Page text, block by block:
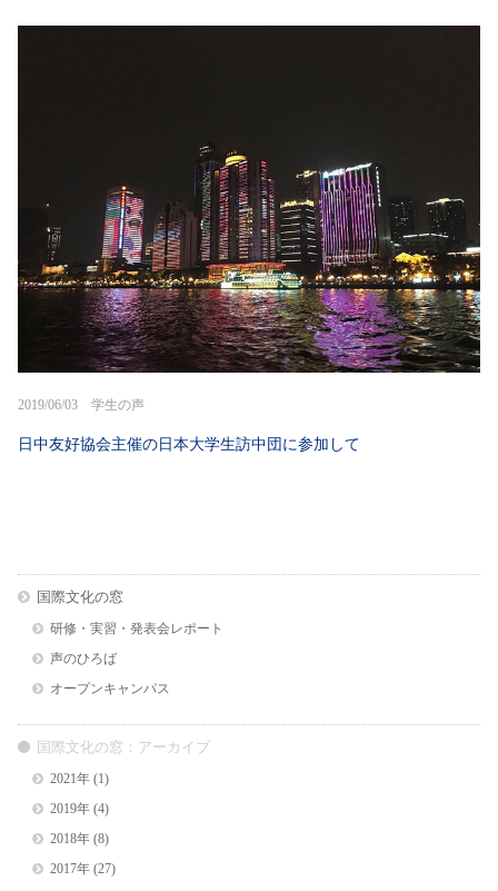
2019/06/03 学生の声
日中友好協会主催の日本大学生訪中団に参加して
国際文化の窓
研修・実習・発表会レポート
声のひろば
オープンキャンパス
国際文化の窓：アーカイブ
2021年(1)
2019年(4)
2018年(8)
2017年(27)